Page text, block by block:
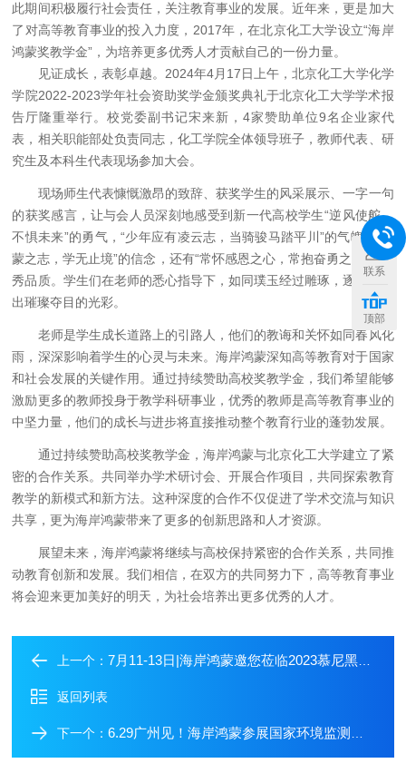
此期间积极履行社会责任，关注教育事业的发展。近年来，更是加大
了对高等教育事业的投入力度， 2017年，在北京化工大学设立“海岸
鸿蒙奖教学金” ，为培养更多优秀人才贡献自己的一份力量。
见证成长，表彰卓越。 2024年4月 17日上午，北京化工大学化学
学院2022-2023学年社会资助奖学金颁奖典礼于北京化工大学学术报
告厅隆重举行。校党委副书记宋来新， 4家赞助单位9名企业家代
表，相关职能部处负责同志，化工学院全体领导班子，教师代表、研
究生及本科生代表现场参加大会。
现场师生代表慷慨激昂的致辞、获奖学生的风采展示、一字一句
的获奖感言，让与会人员深刻地感受到新一代高校学生“逆风使舵，
不惧未来”的勇气，“少年应有凌云志，当骑骏马踏平川 ”的气魄，“鸿
蒙之志，学无止境”的信念，还有“常怀感恩之心，常抱奋勇之志 ”的优
秀品质。学生们在老师的悉心指导下，如同璞玉经过雕琢，逐渐展现
出璀璨夺目的光彩。
老师是学生成长道路上的引路人，他们的教诲和关怀如同春风化
雨，深深影响着学生的心灵与未来。海岸鸿蒙深知高等教育对于国家
和社会发展的关键作用。通过持续赞助高校奖教学金，我们希望能够
激励更多的教师投身于教学科研事业，优秀的教师是高等教育事业的
中坚力量，他们的成长与进步将直接推动整个教育行业的蓬勃发展。
通过持续赞助高校奖教学金，海岸鸿蒙与北京化工大学建立了紧
密的合作关系。共同举办学术研讨会、开展合作项目，共同探索教育
教学的新模式和新方法。这种深度的合作不仅促进了学术交流与知识
共享，更为海岸鸿蒙带来了更多的创新思路和人才资源。
展望未来，海岸鸿蒙将继续与高校保持紧密的合作关系，共同推
动教育创新和发展。我们相信，在双方的共同努力下，高等教育事业
将会迎来更加美好的明天，为社会培养出更多优秀的人才。
上一个：7月11-13日|海岸鸿蒙邀您莅临2023慕尼黑分析生化展2.2C317展位
返回列表
下一个：6.29广州见！海岸鸿蒙参展国家环境监测新标准解读和水质监测技术交流会
联系
顶部